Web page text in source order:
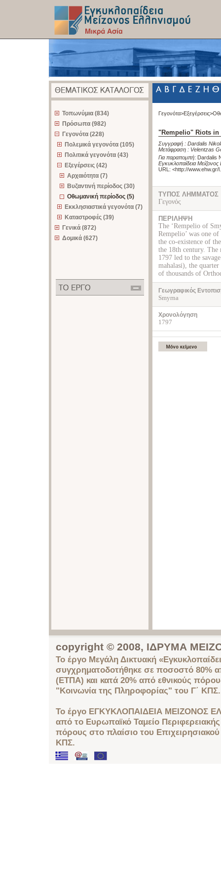
Τοπωνύμια (834)
Πρόσωπα (982)
Γεγονότα (228)
Πολεμικά γεγονότα (105)
Πολιτικά γεγονότα (43)
Εξεγέρσεις (42)
Αρχαιότητα (7)
Βυζαντινή περίοδος (30)
Οθωμανική περίοδος (5)
Εκκλησιαστικά γεγονότα (7)
Καταστροφές (39)
Γενικά (872)
Δομικά (627)
Γεγονότα>Εξεγέρσεις>
"Rempelio" Riots in
Συγγραφή : Dardalis
Μετάφραση : Velentzas
Για παραπομπή: Dardalis
Εγκυκλοπαίδεια
URL: <http://www.ehw.gr/
ΤΥΠΟΣ ΛΗΜΜΑΤΟΣ
Γεγονός
ΠΕΡΙΛΗΨΗ
The ‘Rempelio of
Rempelio’ was one
the co-existence of
the 18th century.
1797 led to the
mahalasi), the quarter
of thousands of
Γεωγραφικός
Smyrna
Χρονολόγηση
1797
copyright © 2008, ΙΔΡΥΜΑ
Το έργο Μεγάλη Δικτυακή
συγχρηματοδοτήθηκε σε ποσοστό 80%
(ΕΤΠΑ) και κατά 20% από εθνικούς
"Κοινωνία της Πληροφορίας" του Γ΄ ΚΠΣ.
Το έργο ΕΓΚΥΚΛΟΠΑΙΔΕΙΑ ΜΕΙΖΟΝΟΣ
από το Ευρωπαϊκό Ταμείο
πόρους στο πλαίσιο του
ΚΠΣ.